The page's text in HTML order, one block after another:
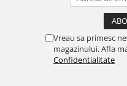
Vreau sa primesc
magazinului. Afla
Confidentialitate